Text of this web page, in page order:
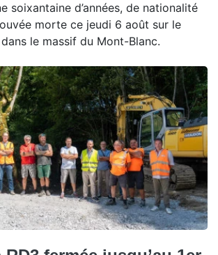
soixantaine d’années, de nationalité
morte ce jeudi 6 août sur le
le massif du Mont-Blanc.